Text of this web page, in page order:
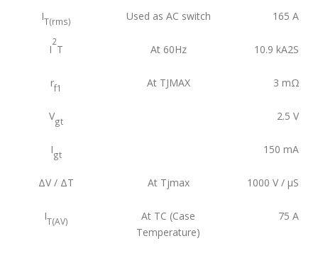
IT(rms) Used as AC switch 165 A
I
2
T At 60Hz 10.9 kA2S
rf1 At TJMAX 3 mΩ
Vgt 2.5 V
Igt 150 mA
ΔV / ΔT At Tjmax 1000 V / µS
IT(AV)
At TC (Case
Temperature)
75 A